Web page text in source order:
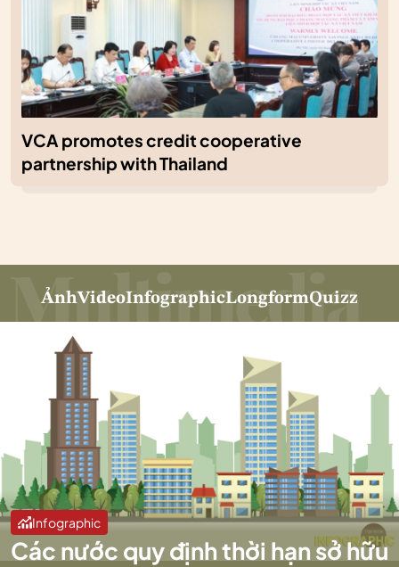
VCA promotes credit cooperative
partnership with Thailand
ẢnhVideoInfographicLongformQuizz
Infographic
Các nước quy định thời hạn sở hữu